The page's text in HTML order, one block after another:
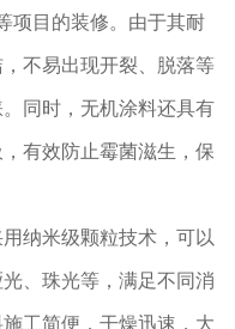
项目的装修。由于其耐
不易出现开裂、脱落等
同时，无机涂料还具有
有效防止霉菌滋生，保
纳米级颗粒技术，可以
、珠光等，满足不同消
工简便，干燥迅速，大